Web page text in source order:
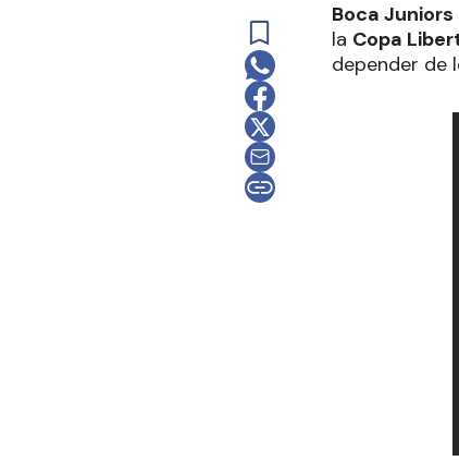
Boca Juniors
la Copa
depender de